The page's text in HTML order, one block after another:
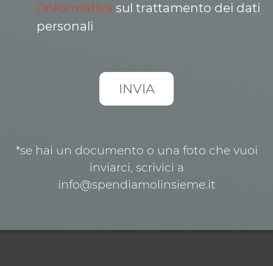
l’informativa sul trattamento dei dati
personali
*se hai un documento o una foto che vuoi
inviarci, scrivici a
info@spendiamolinsieme.it